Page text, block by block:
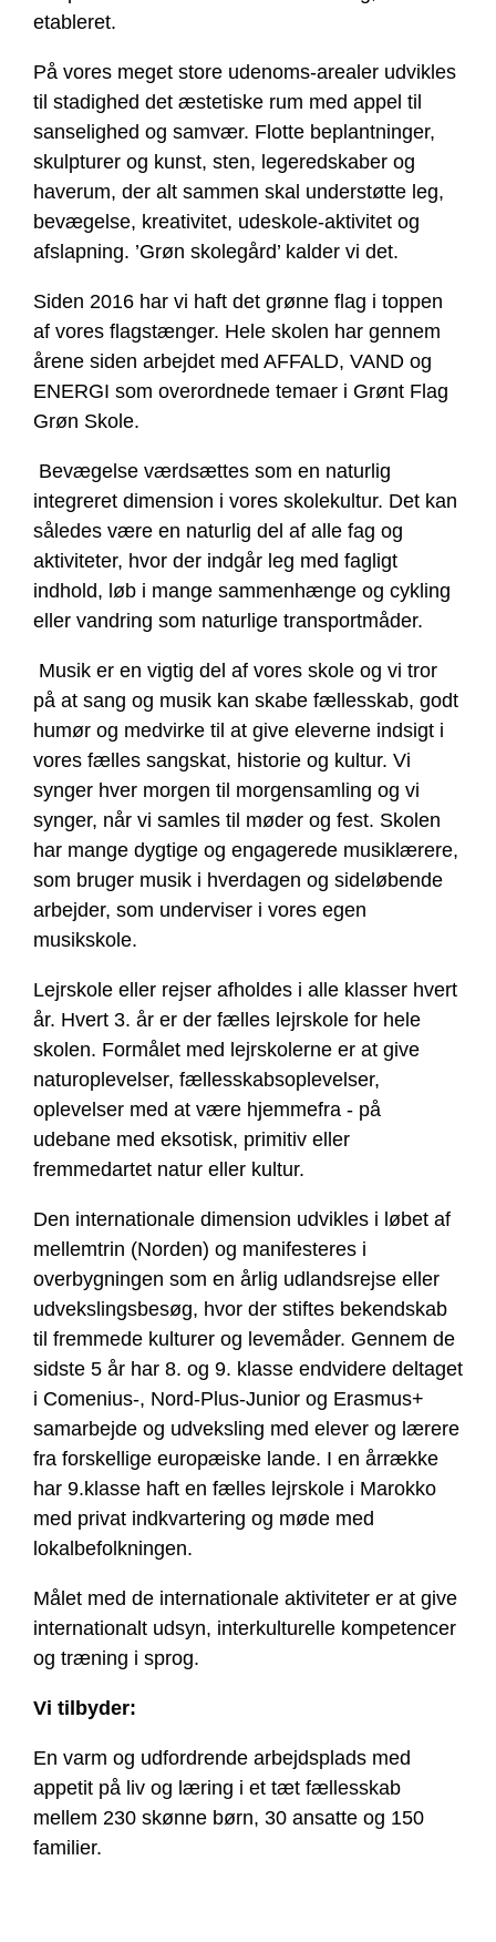
etableret.
På vores meget store udenoms-arealer udvikles
til stadighed det æstetiske rum med appel til
sanselighed og samvær. Flotte beplantninger,
skulpturer og kunst, sten, legeredskaber og
haverum, der alt sammen skal understøtte leg,
bevægelse, kreativitet, udeskole-aktivitet og
afslapning. ’Grøn skolegård’ kalder vi det.
Siden 2016 har vi haft det grønne flag i toppen
af vores flagstænger. Hele skolen har gennem
årene siden arbejdet med AFFALD, VAND og
ENERGI som overordnede temaer i Grønt Flag
Grøn Skole.
Bevægelse værdsættes som en naturlig
integreret dimension i vores skolekultur. Det kan
således være en naturlig del af alle fag og
aktiviteter, hvor der indgår leg med fagligt
indhold, løb i mange sammenhænge og cykling
eller vandring som naturlige transportmåder.
Musik er en vigtig del af vores skole og vi tror
på at sang og musik kan skabe fællesskab, godt
humør og medvirke til at give eleverne indsigt i
vores fælles sangskat, historie og kultur. Vi
synger hver morgen til morgensamling og vi
synger, når vi samles til møder og fest. Skolen
har mange dygtige og engagerede musiklærere,
som bruger musik i hverdagen og sideløbende
arbejder, som underviser i vores egen
musikskole.
Lejrskole eller rejser afholdes i alle klasser hvert
år. Hvert 3. år er der fælles lejrskole for hele
skolen. Formålet med lejrskolerne er at give
naturoplevelser, fællesskabsoplevelser,
oplevelser med at være hjemmefra - på
udebane med eksotisk, primitiv eller
fremmedartet natur eller kultur.
Den internationale dimension udvikles i løbet af
mellemtrin (Norden) og manifesteres i
overbygningen som en årlig udlandsrejse eller
udvekslingsbesøg, hvor der stiftes bekendskab
til fremmede kulturer og levemåder. Gennem de
sidste 5 år har 8. og 9. klasse endvidere deltaget
i Comenius-, Nord-Plus-Junior og Erasmus+
samarbejde og udveksling med elever og lærere
fra forskellige europæiske lande. I en årrække
har 9.klasse haft en fælles lejrskole i Marokko
med privat indkvartering og møde med
lokalbefolkningen.
Målet med de internationale aktiviteter er at give
internationalt udsyn, interkulturelle kompetencer
og træning i sprog.
Vi tilbyder:
En varm og udfordrende arbejdsplads med
appetit på liv og læring i et tæt fællesskab
mellem 230 skønne børn, 30 ansatte og 150
familier.